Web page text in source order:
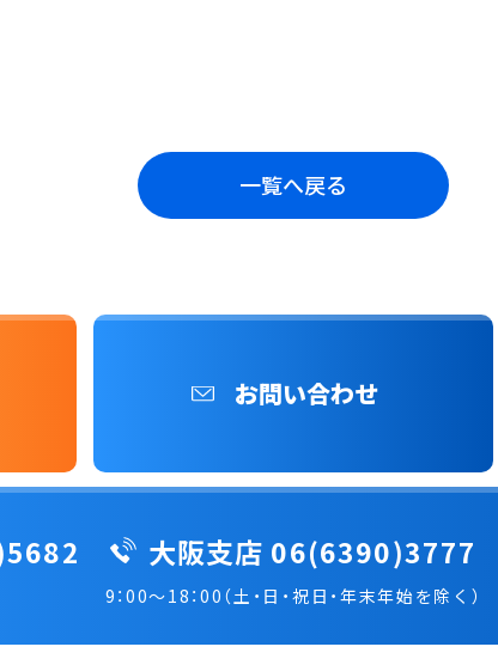
一覧へ戻る
お問い合わせ
大阪支店 06(6390)3777
9：00～18：00（土・日・祝日・年末年始を除く）